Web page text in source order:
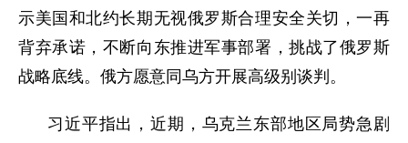
示美国和北约长期无视俄罗斯合理安全关切，一再
背弃承诺，不断向东推进军事部署，挑战了俄罗斯
战略底线。俄方愿意同乌方开展高级别谈判。
习近平指出，近期，乌克兰东部地区局势急剧